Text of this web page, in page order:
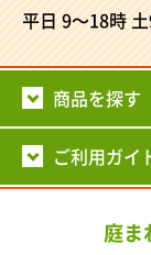
平日 9～18時
商品を探す
ご利用ガイ
庭ま